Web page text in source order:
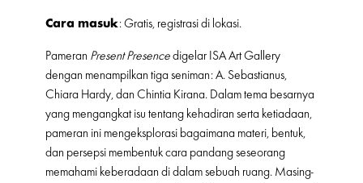
Cara masuk: Gratis, registrasi di lokasi.
Pameran Present Presencedigelar ISA Art Gallery
dengan menampilkan tiga seniman: A. Sebastianus,
Chiara Hardy, dan Chintia Kirana. Dalam tema besarnya
yang mengangkat isu tentang kehadiran serta ketiadaan,
pameran ini mengeksplorasi bagaimana materi, bentuk,
dan persepsi membentuk cara pandang seseorang
memahami keberadaan di dalam sebuah ruang. Masing-